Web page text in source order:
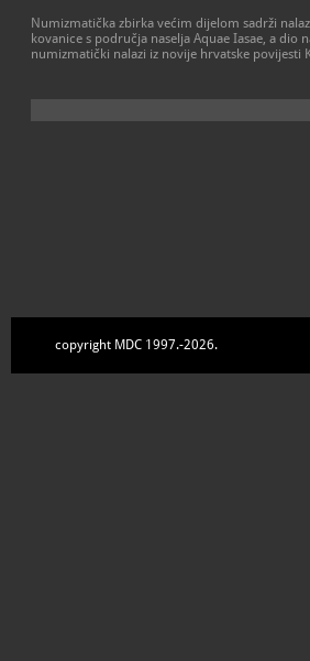
Numizmatička zbirka većim dijelom sadrži
kovanice s područja naselja Aquae Iasae, a
numizmatički nalazi iz novije hrvatske povijesti
copyright MDC 1997.-2026.